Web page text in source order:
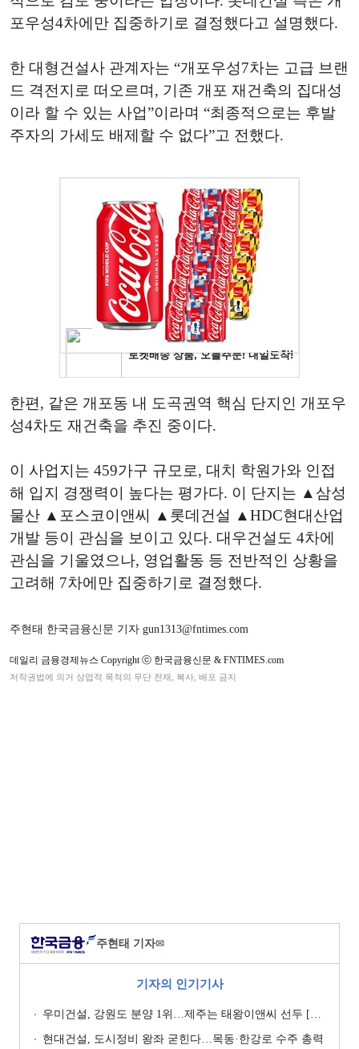
포우성4차에만 집중하기로 결정했다고 설명했다.
한 대형건설사 관계자는 “개포우성7차는 고급 브랜
드 격전지로 떠오르며, 기존 개포 재건축의 집대성
이라 할 수 있는 사업”이라며 “최종적으로는 후발
주자의 가세도 배제할 수 없다”고 전했다.
한편, 같은 개포동 내 도곡권역 핵심 단지인 개포우
성4차도 재건축을 추진 중이다.
이 사업지는 459가구 규모로, 대치 학원가와 인접
해 입지 경쟁력이 높다는 평가다. 이 단지는 ▲삼성
물산 ▲포스코이앤씨 ▲롯데건설 ▲HDC현대산업
개발 등이 관심을 보이고 있다. 대우건설도 4차에
관심을 기울였으나, 영업활동 등 전반적인 상황을
고려해 7차에만 집중하기로 결정했다.
주현태 한국금융신문 기자 gun1313@fntimes.com
데일리 금융경제뉴스 Copyright ⓒ 한국금융신문 & FNTIMES.com
저작권법에 의거 상업적 목적의 무단 전재, 복사, 배포 금지
주현태 기자✉
기자의 인기기사
우미건설, 강원도 분양 1위…제주는 태왕이앤씨 선두 [이 지역 분양왕-강원·제주]
현대건설, 도시정비 왕좌 굳힌다…목동·한강로 수주 총력